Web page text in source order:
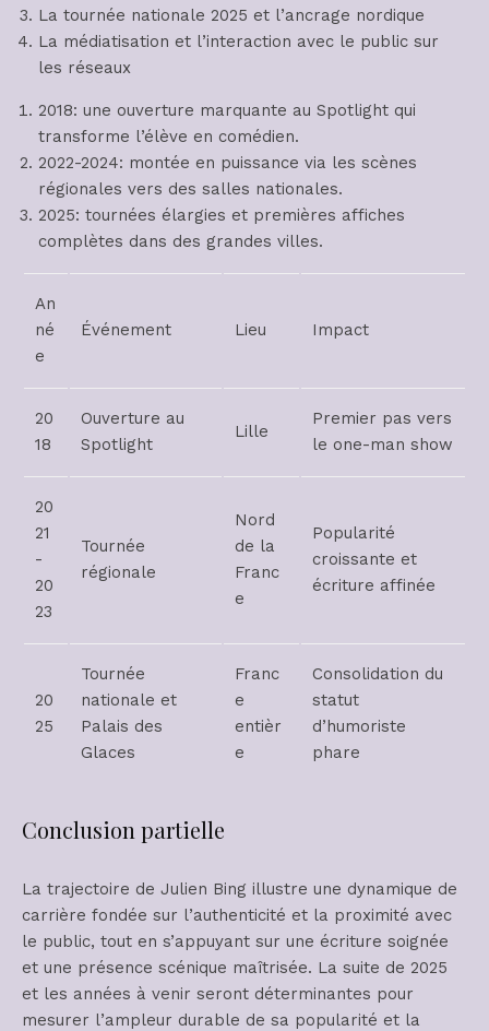
La tournée nationale 2025 et l’ancrage nordique
La médiatisation et l’interaction avec le public sur
les réseaux
2018: une ouverture marquante au Spotlight qui
transforme l’élève en comédien.
2022-2024: montée en puissance via les scènes
régionales vers des salles nationales.
2025: tournées élargies et premières affiches
complètes dans des grandes villes.
An
né
e
Événement Lieu Impact
20
18
Ouverture au
Spotlight
Lille
Premier pas vers
le one-man show
20
21
-
20
23
Tournée
régionale
Nord
de la
Franc
e
Popularité
croissante et
écriture affinée
20
25
Tournée
nationale et
Palais des
Glaces
Franc
e
entièr
e
Consolidation du
statut
d’humoriste
phare
Conclusion partielle
La trajectoire de Julien Bing illustre une dynamique de
carrière fondée sur l’authenticité et la proximité avec
le public, tout en s’appuyant sur une écriture soignée
et une présence scénique maîtrisée. La suite de 2025
et les années à venir seront déterminantes pour
mesurer l’ampleur durable de sa popularité et la